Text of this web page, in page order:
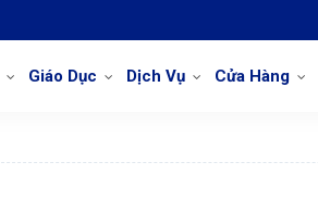
Giáo Dục Dịch Vụ Cửa Hàng